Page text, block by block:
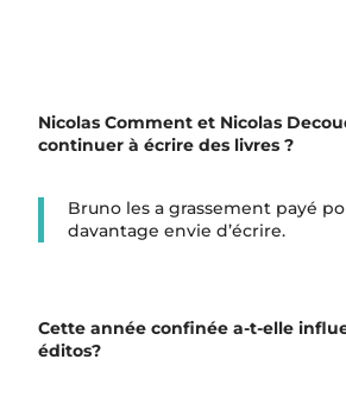
Nicolas Comment et Nicolas
continuer à écrire des livres ?
Bruno les a grassement payé
davantage envie d’écrire.
Cette année confinée a-t-elle
éditos?